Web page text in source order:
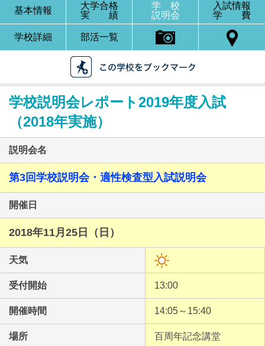
最近見た学校
京華中学校
ブックマークした学校
ブックマークした学校はありません
基本情報
大学合格
実 績
学 校
説明会
入試情報
学 費
学校詳細 部活一覧
学校説明会レポート2019年度入試
（2018年実施）
説明会名
第3回学校説明会・適性検査型入試説明会
開催日
2018年11月25日（日）
天気
受付開始 13:00
開催時間 14:05～15:40
場所 百周年記念講堂